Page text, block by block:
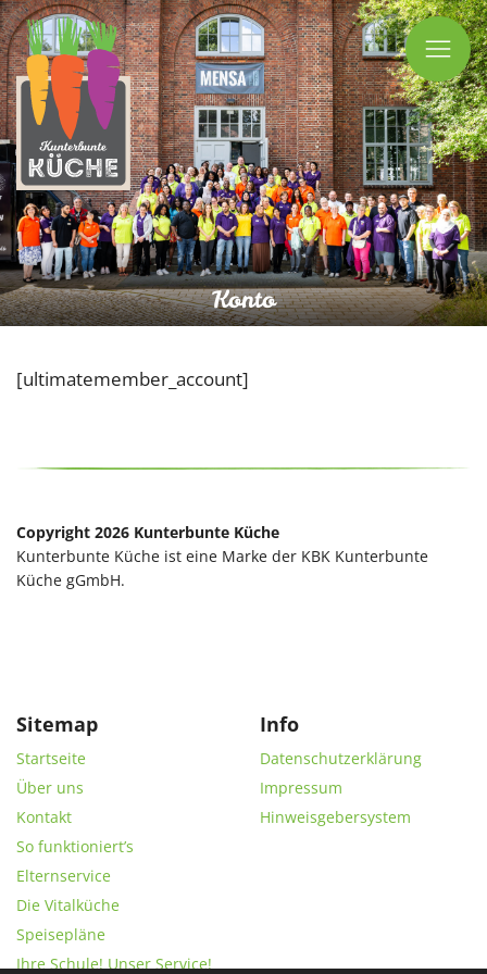
Konto
[ultimatemember_account]
Copyright 2026 Kunterbunte Küche
Kunterbunte Küche ist eine Marke der KBK Kunterbunte
Küche gGmbH.
Sitemap
Startseite
Über uns
Kontakt
So funktioniert’s
Elternservice
Die Vitalküche
Speisepläne
Ihre Schule! Unser Service!
Info
Datenschutzerklärung
Impressum
Hinweisgebersystem